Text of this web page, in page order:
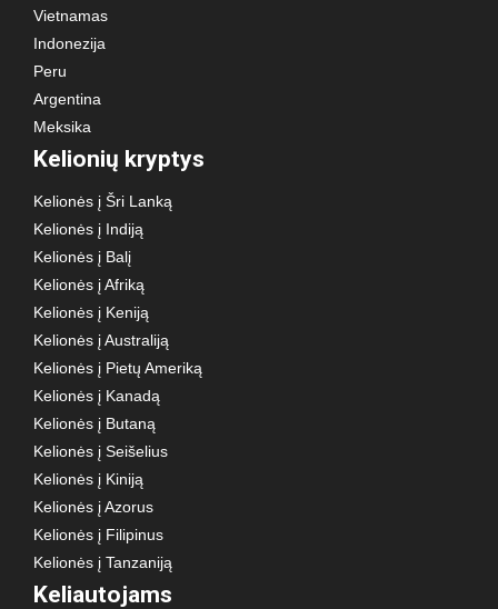
Vietnamas
Indonezija
Peru
Argentina
Meksika
Kelionių kryptys
Kelionės į Šri Lanką
Kelionės į Indiją
Kelionės į Balį
Kelionės į Afriką
Kelionės į Keniją
Kelionės į Australiją
Kelionės į Pietų Ameriką
Kelionės į Kanadą
Kelionės į Butaną
Kelionės į Seišelius
Kelionės į Kiniją
Kelionės į Azorus
Kelionės į Filipinus
Kelionės į Tanzaniją
Keliautojams